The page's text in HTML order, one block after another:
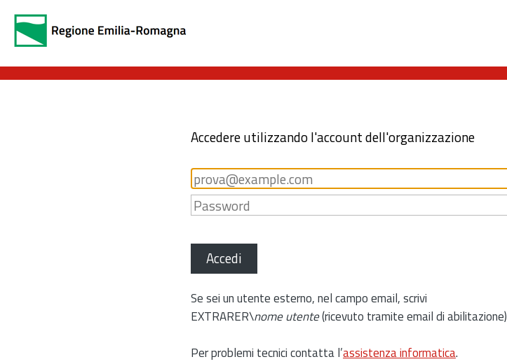
Accedere utilizzando l'account dell'organizzazione
Accedi
Se sei un utente esterno, nel campo email, scrivi
EXTRARER\nome utente(ricevuto tramite email di abilitazione)
Per problemi tecnici contatta l’assistenza informatica.